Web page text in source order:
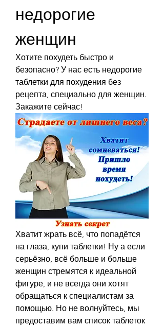
недорогие
женщин
Хотите похудеть быстро и
безопасно? У нас есть недорогие
таблетки для похудения без
рецепта, специально для женщин.
Закажите сейчас!
Хватит жрать всё, что попадётся
на глаза, купи таблетки! Ну а если
серьёзно, всё больше и больше
женщин стремятся к идеальной
фигуре, и не всегда они хотят
обращаться к специалистам за
помощью. Но не волнуйтесь, мы
предоставим вам список таблеток